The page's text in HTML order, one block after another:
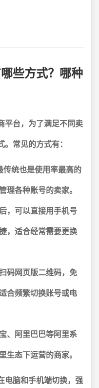
些方式？哪种
平台，为了满足不同卖
常见的方式有：
传统也是使用率最高的
理各种账号的卖家。
，可以直接用手机号
，适合经常需要更换
码网页版二维码，免
合频繁切换账号或电
、阿里巴巴等阿里系
生态下运营的商家。
电脑和手机端切换，强